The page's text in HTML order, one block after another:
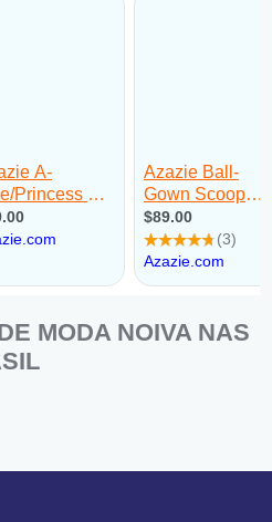
MODA NOIVA NAS